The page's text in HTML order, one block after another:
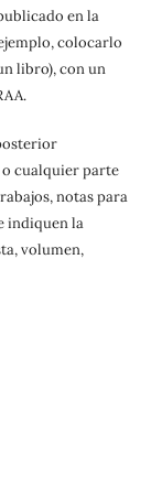
en la
colocarlo
libro), con un
cualquier parte
notas para
indiquen la
volumen,